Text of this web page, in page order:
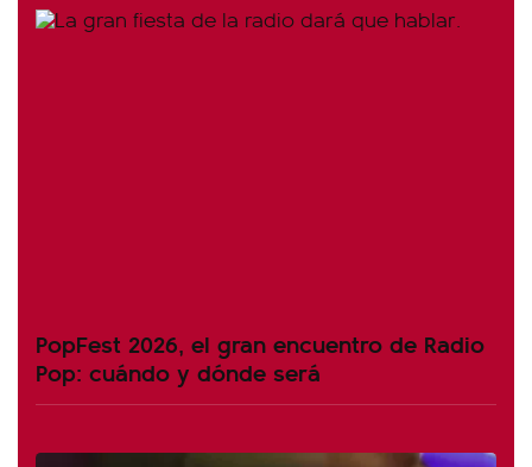
PopFest 2026, el gran encuentro de Radio
Pop: cuándo y dónde será